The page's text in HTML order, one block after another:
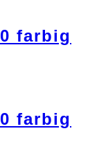
farbig
farbig